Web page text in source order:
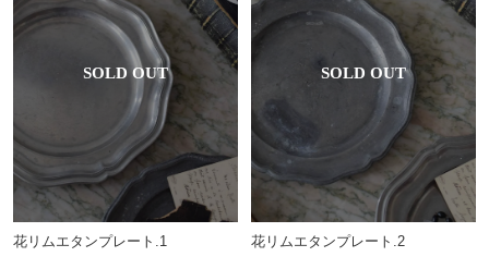
花リムエタンプレート.1 花リムエタンプレート.2